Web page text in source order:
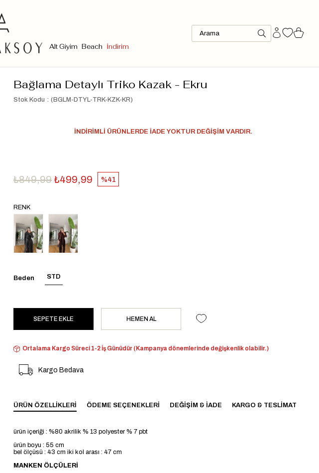
Alt Giyim Beach İndirim
Bağlama Detaylı Triko Kazak - Ekru
Stok Kodu (BGLM-DTYL-TRK-KZK-KR)
İNDİRİMLİ ÜRÜNLERDE İADE YOKTUR DEĞİŞİM VARDIR.
₺849,99 ₺499,99 41
RENK
Beden STD
Ortalama Kargo Süreci 1-2 İş Günüdür (Kampanya dönemlerinde değişkenlik olabilir.)
Kargo Bedava
ÜRÜN ÖZELLIKLERI ÖDEME SEÇENEKLERI DEĞIŞIM & İADE KARGO & TESLIMAT
ürün içeriği : %80 akrilik % 13 polyester % 7 pbt
ürün boyu : 55 cm
bel ölçüsü : 43 cm iki kol arası : 47 cm
MANKEN ÖLÇÜLERİ